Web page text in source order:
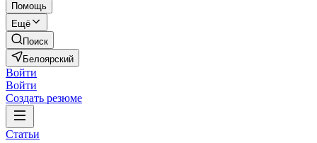
Помощь
Ещё
Поиск
Белоярский
Войти
Войти
Создать резюме
Статьи